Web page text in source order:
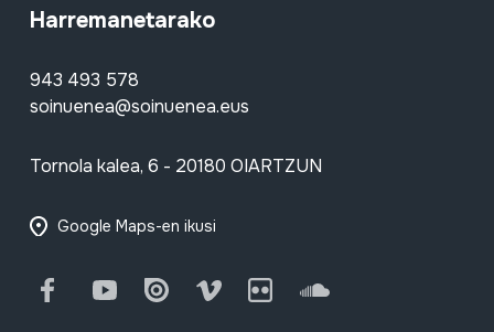
Harremanetarako
943 493 578
soinuenea@soinuenea.eus
Tornola kalea, 6 - 20180 OIARTZUN
Google Maps-en ikusi
FacebookYoutube Issuu Vimeo Flickr SoundCloud